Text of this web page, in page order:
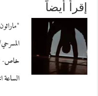
إقرأ أيضاً
خاص-
الساعة